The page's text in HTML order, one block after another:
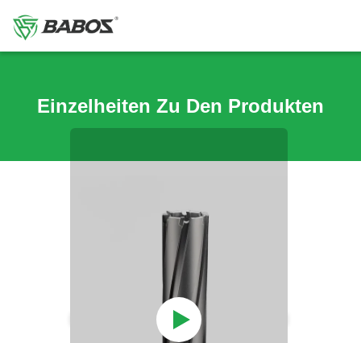
Einzelheiten Zu Den Produkten